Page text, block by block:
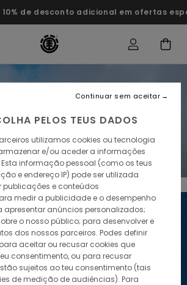
10% de desconto adicional em ofertas
PROMO
10% de desconto extra
Poupa já
PELOS TEUS DADOS
utilizamos cookies ou tecnologia
e/ou aceder a informações
informação pessoal (como os teus
e endereço IP) pode ser utilizada
publicações e conteúdos
medir a publicidade e o desempenho
apresentar anúncios personalizados;
o nosso público; para desenvolver e
dos nossos parceiros. Podes definir
aceitar ou recusar cookies que
consentimento, ou para recusar
sujeitos ao teu consentimento (tais
de medição de audiências). Para
Continuar sem aceitar